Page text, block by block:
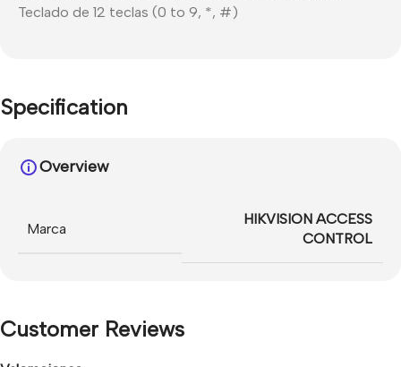
Teclado de 12 teclas (0 to 9, *, #)
Specification
Overview
Marca
HIKVISION ACCESS
CONTROL
Customer Reviews